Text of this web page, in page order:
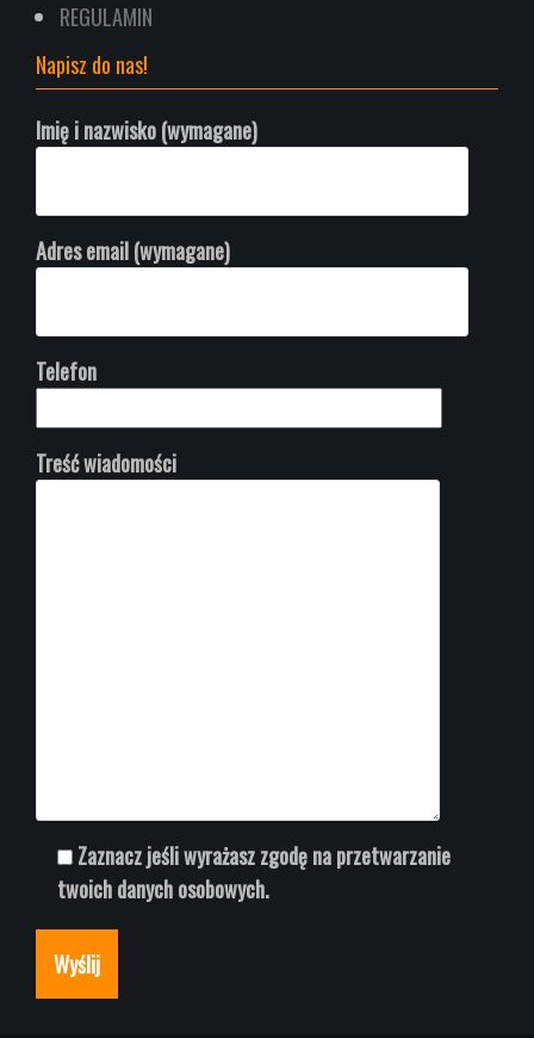
REGULAMIN
Napisz do nas!
Imię i nazwisko (wymagane)
Adres email (wymagane)
Telefon
Treść wiadomości
Zaznacz jeśli wyrażasz zgodę na przetwarzanie
twoich danych osobowych.